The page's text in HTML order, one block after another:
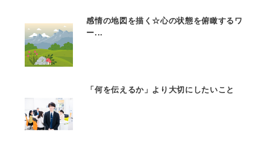
感情の地図を描く☆心の状態を俯瞰するワ
ー...
「何を伝えるか」より大切にしたいこと